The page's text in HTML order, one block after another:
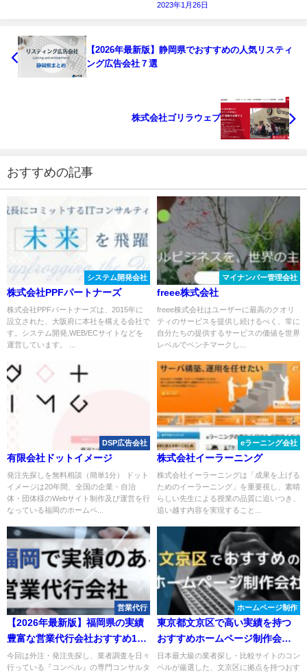
2023年1月26日
【2026年最新版】静岡県でおすすめの人気リスティ
ング広告会社７選
株式会社ゴリラウェブ
おすすめの記事
システム開発会社
株式会社PPFパートナーズ
株式会社PPFパートナーズは、2015年に
設立された、大阪府に本社を構える会社で
す。システム開発,WEB/ECサイトなどを
運営しています。 ...
マイナンバー管理会社
freee株式会社
freee株式会社はユーザーに最高のクオリ
ティのサービスを提供し続けるべく、常に
自分たちの提供するサービスの価値を世界
レベルでベンチマークし...
DSP広告会社
有限会社ドットイメージ
発注先探しを無料相談（簡単1分） ドット
イメージは20年間、全国の企業・自治
体・団体様のWebサイト制作及び運営を行
なっている福岡のホームペ...
eラーニング会社
株式会社イーラーニング
株式会社イーラーニングは「成果を上げる
ためのイーラーニング」を重要視し、素晴
らしい先生による授業の品質に追いつき、
追い越す内容を実現すること...
営業代行
【2026年最新版】福岡県の実績
豊富な営業代行会社おすすめ15
選！
今回は外注・発注先探し、業者調査を日々
行っている『コンペル』の専門コンサルタ
ホームページ制作
東京都文京区で高い実績を持つ
おすすめホームページ制作会社
５選
日本最大級の業者探し・比較サイトのコン
ペルが厳選した、文京区に拠点を持つおす